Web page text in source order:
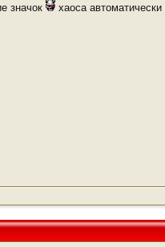
значок
хаоса